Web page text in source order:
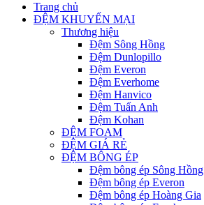
Trang chủ
ĐỆM KHUYẾN MẠI
Thương hiệu
Đệm Sông Hồng
Đệm Dunlopillo
Đệm Everon
Đệm Everhome
Đệm Hanvico
Đệm Tuấn Anh
Đệm Kohan
ĐỆM FOAM
ĐỆM GIÁ RẺ
ĐỆM BÔNG ÉP
Đệm bông ép Sông Hồng
Đệm bông ép Everon
Đệm bông ép Hoàng Gia